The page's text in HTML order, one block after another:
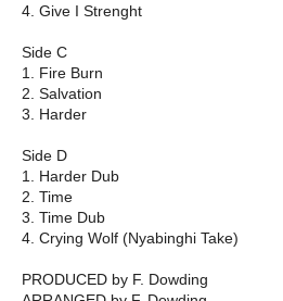
4. Give I Strenght
Side C
1. Fire Burn
2. Salvation
3. Harder
Side D
1. Harder Dub
2. Time
3. Time Dub
4. Crying Wolf (Nyabinghi Take)
PRODUCED by F. Dowding